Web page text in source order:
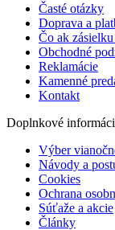
Časté otázky
Doprava a
Čo ak
Obchodné
Reklamácie
Kamenné
Kontakt
Doplnkové
Výber
Návody a
Cookies
Ochrana
Súťaže a akcie
Články